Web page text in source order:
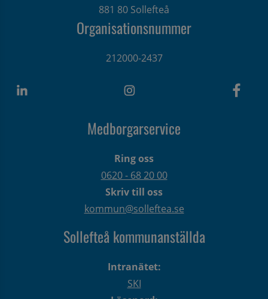
881 80 Sollefteå
Organisationsnummer
212000-2437
Medborgarservice
Ring oss
0620 - 68 20 00
Skriv till oss
kommun@solleftea.se
Sollefteå kommunanställda
Intranätet:
SKI